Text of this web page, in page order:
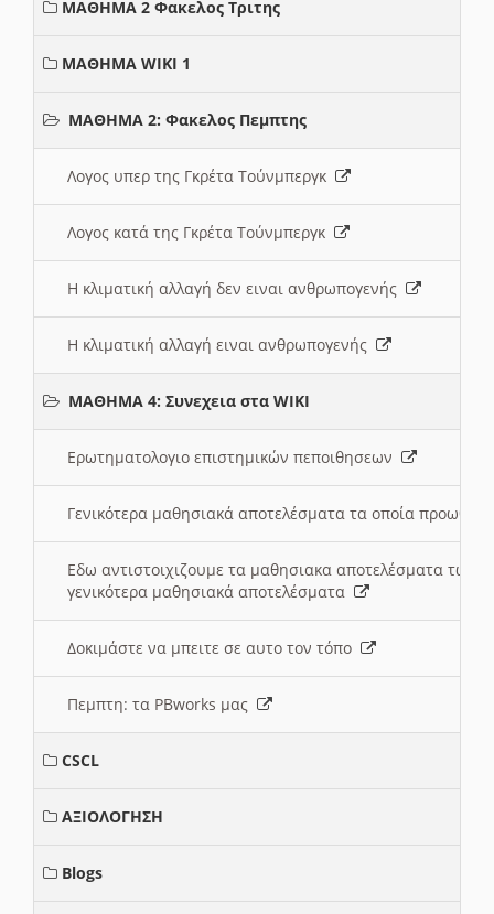
ΜΑΘΗΜΑ 2 Φακελος Τριτης
ΜΑΘΗΜΑ WIKI 1
ΜΑΘΗΜΑ 2: Φακελος Πεμπτης
Λογος υπερ της Γκρέτα Τούνμπεργκ
Λογος κατά της Γκρέτα Τούνμπεργκ
Η κλιματική αλλαγή δεν ειναι ανθρωπογενής
Η κλιματική αλλαγή ειναι ανθρωπογενής
ΜΑΘΗΜΑ 4: Συνεχεια στα WIKI
Ερωτηματολογιο επιστημικών πεποιθησεων
Γενικότερα μαθησιακά αποτελέσματα τα οποία
Εδω αντιστοιχιζουμε τα μαθησιακα αποτελέσματα
γενικότερα μαθησιακά αποτελέσματα
Δοκιμάστε να μπειτε σε αυτο τον τόπο
Πεμπτη: τα PBworks μας
CSCL
ΑΞΙΟΛΟΓΗΣΗ
Blogs